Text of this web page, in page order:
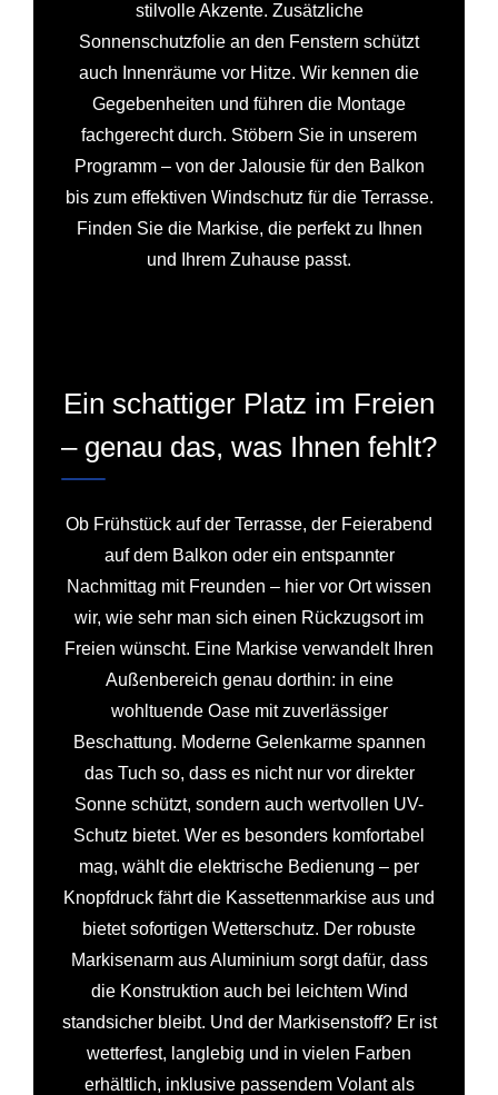
stilvolle Akzente. Zusätzliche
Sonnenschutzfolie an den Fenstern schützt
auch Innenräume vor Hitze. Wir kennen die
Gegebenheiten und führen die Montage
fachgerecht durch. Stöbern Sie in unserem
Programm – von der Jalousie für den Balkon
bis zum effektiven Windschutz für die Terrasse.
Finden Sie die Markise, die perfekt zu Ihnen
und Ihrem Zuhause passt.
Ein schattiger Platz im Freien
– genau das, was Ihnen fehlt?
Ob Frühstück auf der Terrasse, der Feierabend
auf dem Balkon oder ein entspannter
Nachmittag mit Freunden – hier vor Ort wissen
wir, wie sehr man sich einen Rückzugsort im
Freien wünscht. Eine Markise verwandelt Ihren
Außenbereich genau dorthin: in eine
wohltuende Oase mit zuverlässiger
Beschattung. Moderne Gelenkarme spannen
das Tuch so, dass es nicht nur vor direkter
Sonne schützt, sondern auch wertvollen UV-
Schutz bietet. Wer es besonders komfortabel
mag, wählt die elektrische Bedienung – per
Knopfdruck fährt die Kassettenmarkise aus und
bietet sofortigen Wetterschutz. Der robuste
Markisenarm aus Aluminium sorgt dafür, dass
die Konstruktion auch bei leichtem Wind
standsicher bleibt. Und der Markisenstoff? Er ist
wetterfest, langlebig und in vielen Farben
erhältlich, inklusive passendem Volant als